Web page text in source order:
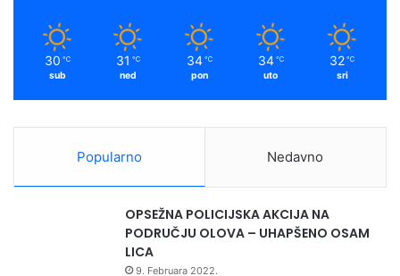
30 ℃
sub
31 ℃
ned
34 ℃
pon
34 ℃
uto
32 ℃
sri
Popularno Nedavno
OPSEŽNA POLICIJSKA AKCIJA NA
PODRUČJU OLOVA – UHAPŠENO OSAM
LICA
9. Februara 2022.